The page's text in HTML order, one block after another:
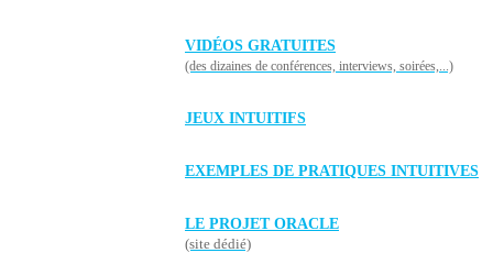
VIDÉOS GRATUITES
(des dizaines de conférences, interviews, soirées,...)
JEUX INTUITIFS
EXEMPLES DE PRATIQUES INTUITIVES
LE PROJET ORACLE
(site dédié)